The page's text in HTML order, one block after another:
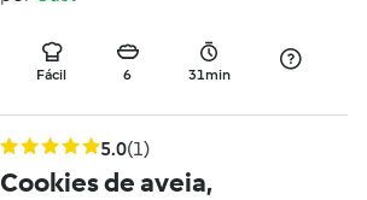
Fácil 6 31min
5.0(1)
Cookies de aveia,